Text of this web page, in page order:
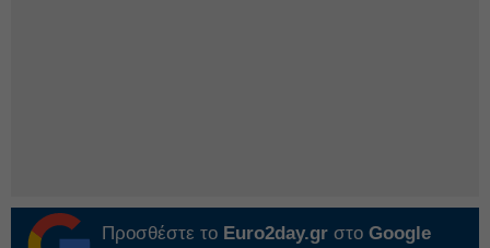
Προσθέστε το Euro2day.gr στο Google